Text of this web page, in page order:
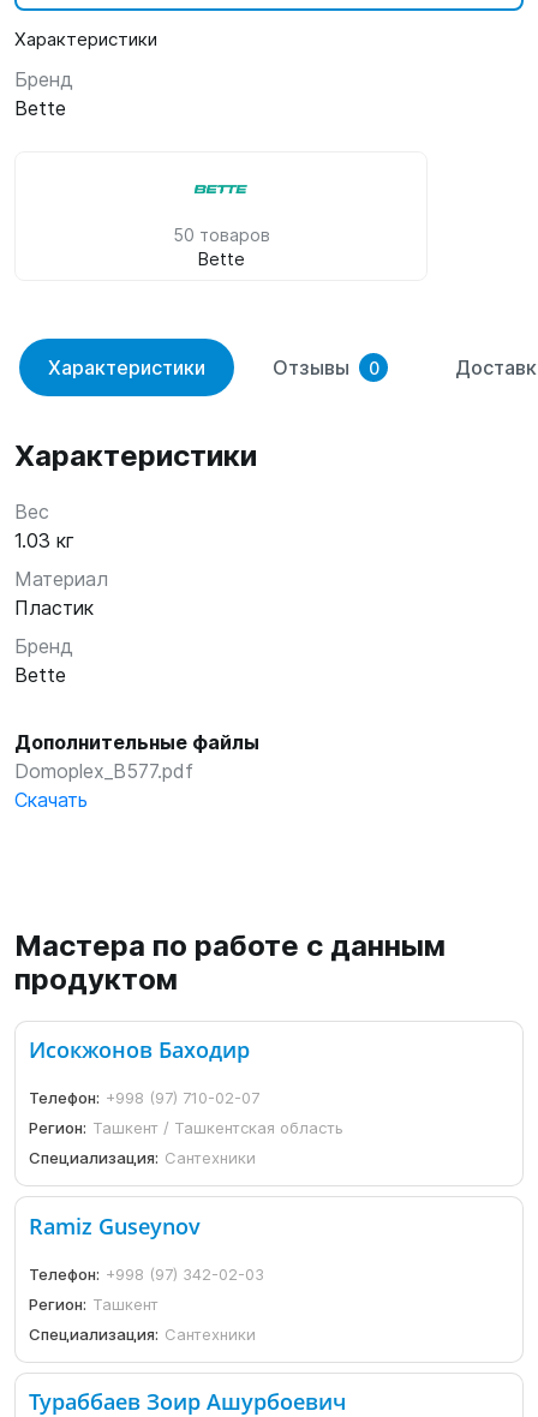
Характеристики
Бренд
Bette
50 товаров
Bette
Характеристики Отзывы 0
Характеристики
Вес
1.03 кг
Материал
Пластик
Бренд
Bette
Дополнительные файлы
Domoplex_B577.pdf
Скачать
Мастера по работе с данным
продуктом
Исокжонов Баходир
Телефон: +998 (97) 710-02-07
Регион: Ташкент / Ташкентская область
Специализация: Сантехники
Ramiz Guseynov
Телефон: +998 (97) 342-02-03
Регион: Ташкент
Специализация: Сантехники
Тураббаев Зоир Ашурбоевич